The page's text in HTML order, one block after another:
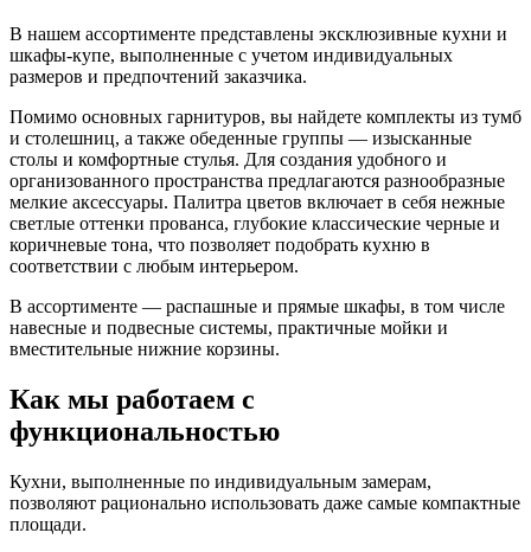
В нашем ассортименте представлены эксклюзивные кухни и
шкафы-купе, выполненные с учетом индивидуальных
размеров и предпочтений заказчика.
Помимо основных гарнитуров, вы найдете комплекты из тумб
и столешниц, а также обеденные группы — изысканные
столы и комфортные стулья. Для создания удобного и
организованного пространства предлагаются разнообразные
мелкие аксессуары. Палитра цветов включает в себя нежные
светлые оттенки прованса, глубокие классические черные и
коричневые тона, что позволяет подобрать кухню в
соответствии с любым интерьером.
В ассортименте — распашные и прямые шкафы, в том числе
навесные и подвесные системы, практичные мойки и
вместительные нижние корзины.
Как мы работаем с
функциональностью
Кухни, выполненные по индивидуальным замерам,
позволяют рационально использовать даже самые компактные
площади.